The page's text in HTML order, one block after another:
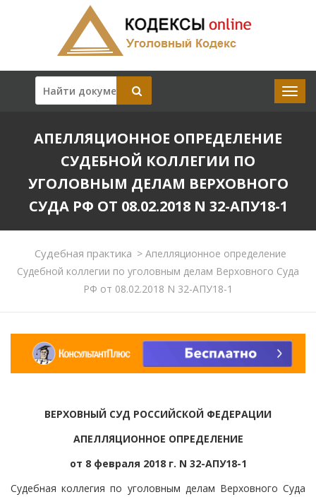
АПЕЛЛЯЦИОННОЕ ОПРЕДЕЛЕНИЕ
СУДЕБНОЙ КОЛЛЕГИИ ПО
УГОЛОВНЫМ ДЕЛАМ ВЕРХОВНОГО
СУДА РФ ОТ 08.02.2018 N 32-АПУ18-1
Судебная практика > Апелляционное определение
Судебной коллегии по уголовным делам Верховного Суда
РФ от 08.02.2018 N 32-АПУ18-1
ВЕРХОВНЫЙ СУД РОССИЙСКОЙ ФЕДЕРАЦИИ
АПЕЛЛЯЦИОННОЕ ОПРЕДЕЛЕНИЕ
от 8 февраля 2018 г. N 32-АПУ18-1
Судебная коллегия по уголовным делам Верховного Суда